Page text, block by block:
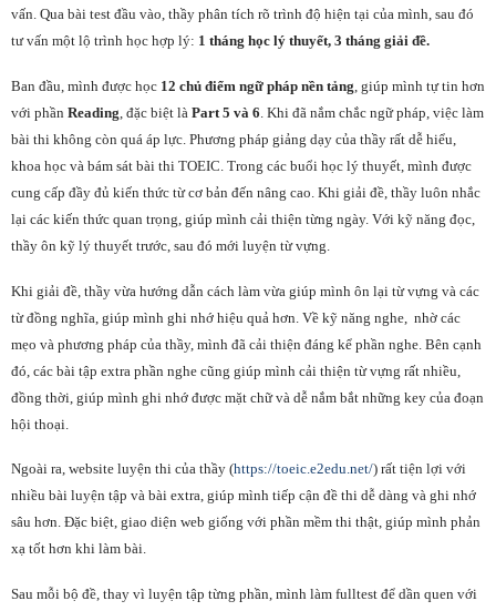
vấn. Qua bài test đầu vào, thầy phân tích rõ trình độ hiện tại của mình, sau đó
tư vấn một lộ trình học hợp lý: 1 tháng học lý thuyết, 3 tháng giải đề.
Ban đầu, mình được học 12 chủ điểm ngữ pháp nền tảng, giúp mình tự tin hơn
với phần Reading, đặc biệt là Part 5 và 6. Khi đã nắm chắc ngữ pháp, việc làm
bài thi không còn quá áp lực. Phương pháp giảng dạy của thầy rất dễ hiểu,
khoa học và bám sát bài thi TOEIC. Trong các buổi học lý thuyết, mình được
cung cấp đầy đủ kiến thức từ cơ bản đến nâng cao. Khi giải đề, thầy luôn nhắc
lại các kiến thức quan trọng, giúp mình cải thiện từng ngày. Với kỹ năng đọc,
thầy ôn kỹ lý thuyết trước, sau đó mới luyện từ vựng.
Khi giải đề, thầy vừa hướng dẫn cách làm vừa giúp mình ôn lại từ vựng và các
từ đồng nghĩa, giúp mình ghi nhớ hiệu quả hơn. Về kỹ năng nghe, nhờ các
mẹo và phương pháp của thầy, mình đã cải thiện đáng kể phần nghe. Bên cạnh
đó, các bài tập extra phần nghe cũng giúp mình cải thiện từ vựng rất nhiều,
đồng thời, giúp mình ghi nhớ được mặt chữ và dễ nắm bắt những key của đoạn
hội thoại.
Ngoài ra, website luyện thi của thầy (https://toeic.e2edu.net/) rất tiện lợi với
nhiều bài luyện tập và bài extra, giúp mình tiếp cận đề thi dễ dàng và ghi nhớ
sâu hơn. Đặc biệt, giao diện web giống với phần mềm thi thật, giúp mình phản
xạ tốt hơn khi làm bài.
Sau mỗi bộ đề, thay vì luyện tập từng phần, mình làm fulltest để dần quen với